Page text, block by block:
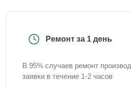
Ремонт за 1 день
В 95% случаев ремонт
заявки в течение 1-2 часов